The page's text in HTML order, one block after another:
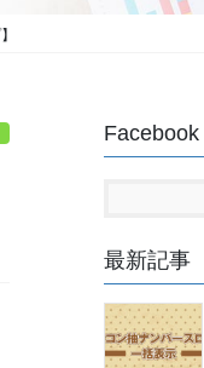
Facebook
最新記事